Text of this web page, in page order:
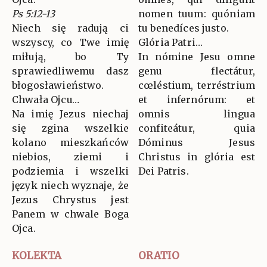
Ps 5:12-13
Niech się radują ci
wszyscy, co Twe imię
miłują, bo Ty
sprawiedliwemu dasz
błogosławieństwo.
Chwała Ojcu…
Na imię Jezus niechaj
się zgina wszelkie
kolano mieszkańców
niebios, ziemi i
podziemia i wszelki
język niech wyznaje, że
Jezus Chrystus jest
Panem w chwale Boga
Ojca.
nomen tuum: quóniam
tu benedíces justo.
Glória Patri…
In nómine Jesu omne
genu flectátur,
cœléstium, terréstrium
et infernórum: et
omnis lingua
confiteátur, quia
Dóminus Jesus
Christus in glória est
Dei Patris.
KOLEKTA ORATIO